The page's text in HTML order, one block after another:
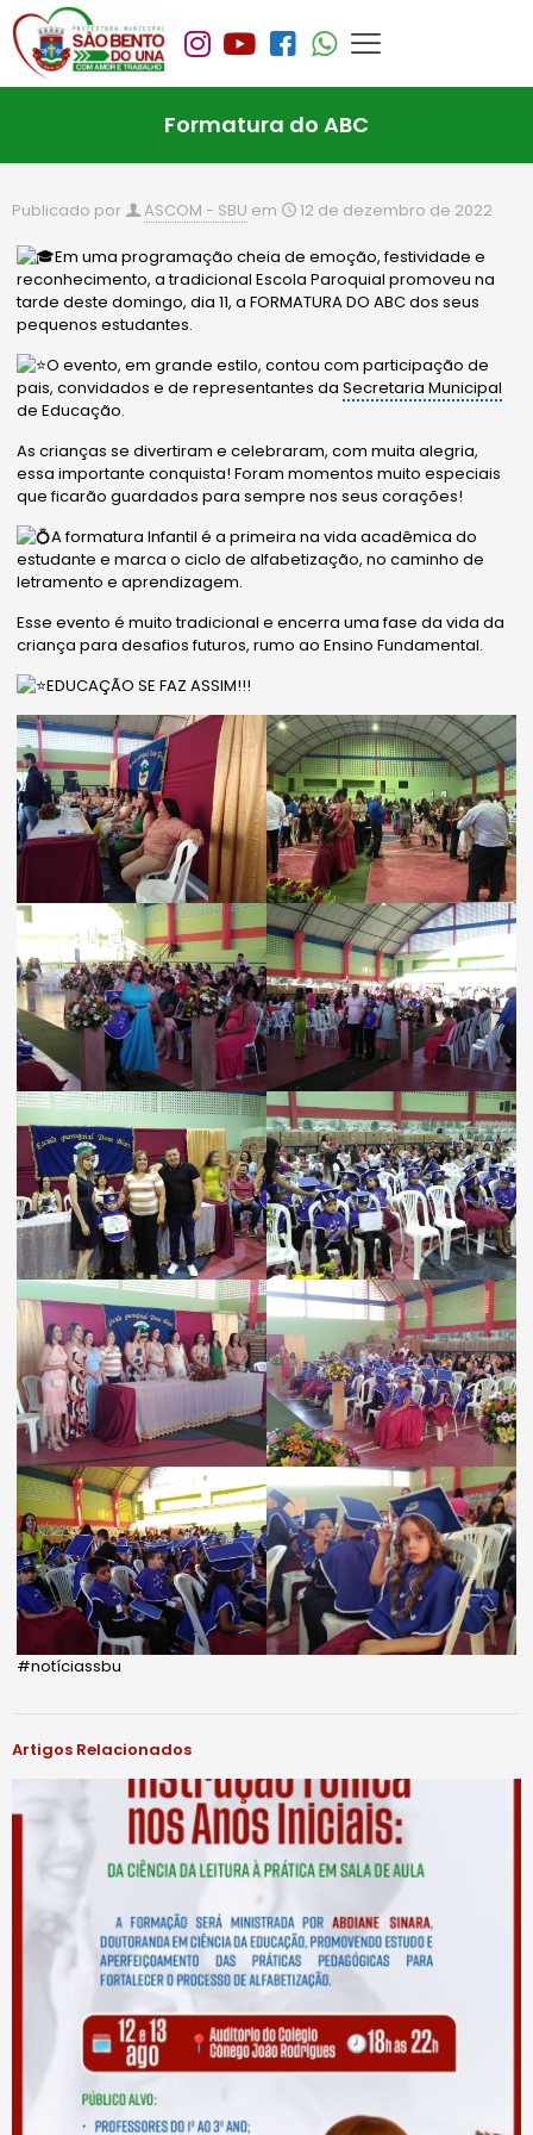
Formatura do ABC
Publicado por ASCOM - SBU em 12 de dezembro de 2022
Em uma programação cheia de emoção, festividade e
reconhecimento, a tradicional Escola Paroquial promoveu na
tarde deste domingo, dia 11, a FORMATURA DO ABC dos seus
pequenos estudantes.
O evento, em grande estilo, contou com participação de
pais, convidados e de representantes daSecretaria Municipal
de Educação.
As crianças se divertiram e celebraram, com muita alegria,
essa importante conquista! Foram momentos muito especiais
que ficarão guardados para sempre nos seuscorações!
A formatura Infantil é a primeira na vida acadêmica do
estudante e marca o ciclo de alfabetização, no caminho de
letramento e aprendizagem.
Esse evento é muito tradicional e encerra uma fase da vida da
criança para desafios futuros, rumo ao Ensino Fundamental.
EDUCAÇÃO SE FAZ ASSIM!!!
#notíciassbu
Artigos Relacionados